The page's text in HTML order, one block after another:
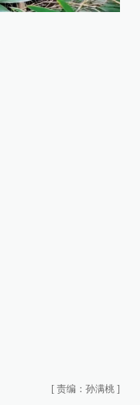
[ 责编：孙满桃 ]